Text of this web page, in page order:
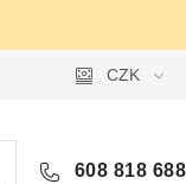
Formulář pro
CZK
608 818 688